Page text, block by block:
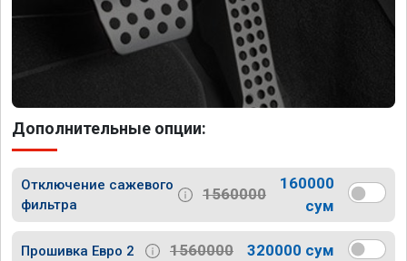
Дополнительные опции:
Отключение сажевого
фильтра
1560000
160000
сум
Прошивка Евро 2 1560000 320000 сум